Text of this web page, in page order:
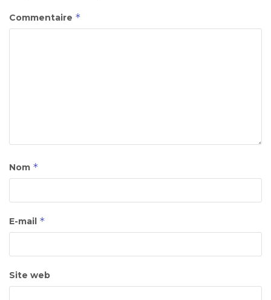
Commentaire *
Nom *
E-mail *
Site web